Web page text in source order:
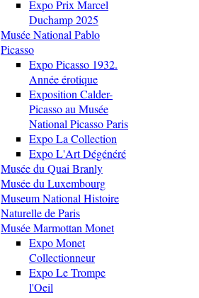
Expo Prix Marcel
Duchamp 2025
Musée National Pablo
Picasso
Expo Picasso 1932.
Année érotique
Exposition Calder-
Picasso au Musée
National Picasso Paris
Expo La Collection
Expo L'Art Dégénéré
Musée du Quai Branly
Musée du Luxembourg
Museum National Histoire
Naturelle de Paris
Musée Marmottan Monet
Expo Monet
Collectionneur
Expo Le Trompe
l'Oeil